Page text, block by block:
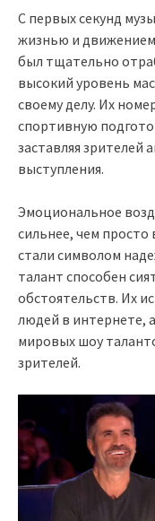
С первых секунд
жизнью и
был тщательно
высокий уровень
своему делу. Их
спортивную
заставляя зрителей
выступления.
Эмоциональное
сильнее, чем просто
стали символом
талант способен
обстоятельств. Их
людей в интернете,
мировых шоу
зрителей.